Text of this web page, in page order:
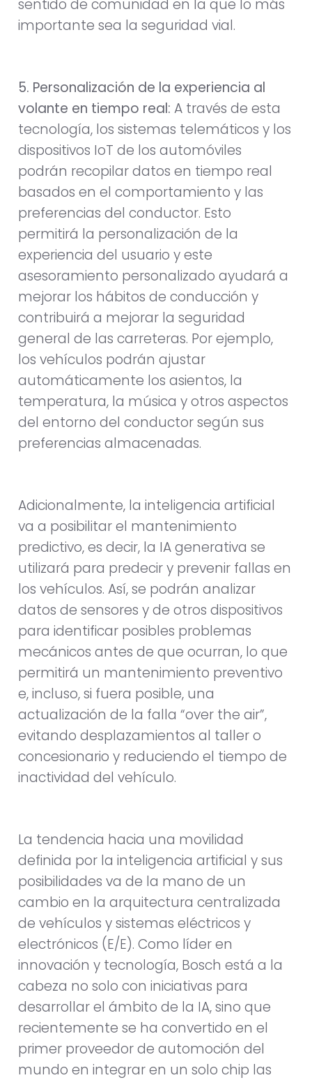
sentido de comunidad en la que lo más
importante sea la seguridad vial.
5. Personalización de la experiencia al
volante en tiempo real: A través de esta
tecnología, los sistemas telemáticos y los
dispositivos IoT de los automóviles
podrán recopilar datos en tiempo real
basados en el comportamiento y las
preferencias del conductor. Esto
permitirá la personalización de la
experiencia del usuario y este
asesoramiento personalizado ayudará a
mejorar los hábitos de conducción y
contribuirá a mejorar la seguridad
general de las carreteras. Por ejemplo,
los vehículos podrán ajustar
automáticamente los asientos, la
temperatura, la música y otros aspectos
del entorno del conductor según sus
preferencias almacenadas.
Adicionalmente, la inteligencia artificial
va a posibilitar el mantenimiento
predictivo, es decir, la IA generativa se
utilizará para predecir y prevenir fallas en
los vehículos. Así, se podrán analizar
datos de sensores y de otros dispositivos
para identificar posibles problemas
mecánicos antes de que ocurran, lo que
permitirá un mantenimiento preventivo
e, incluso, si fuera posible, una
actualización de la falla “over the air”,
evitando desplazamientos al taller o
concesionario y reduciendo el tiempo de
inactividad del vehículo.
La tendencia hacia una movilidad
definida por la inteligencia artificial y sus
posibilidades va de la mano de un
cambio en la arquitectura centralizada
de vehículos y sistemas eléctricos y
electrónicos (E/E). Como líder en
innovación y tecnología, Bosch está a la
cabeza no solo con iniciativas para
desarrollar el ámbito de la IA, sino que
recientemente se ha convertido en el
primer proveedor de automoción del
mundo en integrar en un solo chip las